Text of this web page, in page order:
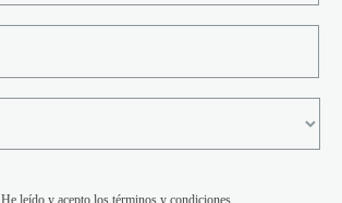
He leído y acepto los términos y condiciones